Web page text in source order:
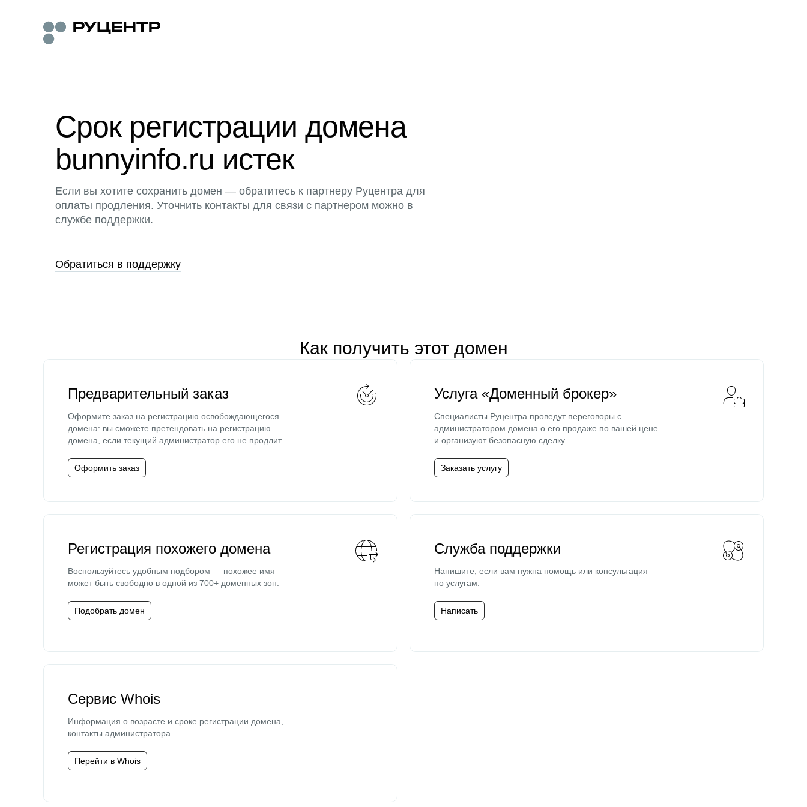
Срок регистрации домена
bunnyinfo.ru истек
Если вы хотите сохранить домен — обратитесь к партнеру Руцентра для
оплаты продления. Уточнить контакты для связи с партнером можно в
службе поддержки.
Обратиться в поддержку
Как получить этот домен
Предварительный заказ
Оформите заказ на регистрацию освобождающегося
домена: вы сможете претендовать на регистрацию
домена, если текущий администратор его не продлит.
Оформить заказ
Услуга «Доменный брокер»
Специалисты Руцентра проведут переговоры с
администратором домена о его продаже по вашей цене
и организуют безопасную сделку.
Заказать услугу
Регистрация похожего домена
Воспользуйтесь удобным подбором — похожее имя
может быть свободно в одной из 700+ доменных зон.
Подобрать домен
Служба поддержки
Напишите, если вам нужна помощь или консультация
по услугам.
Написать
Сервис Whois
Информация о возрасте и сроке регистрации домена,
контакты администратора.
Перейти в Whois